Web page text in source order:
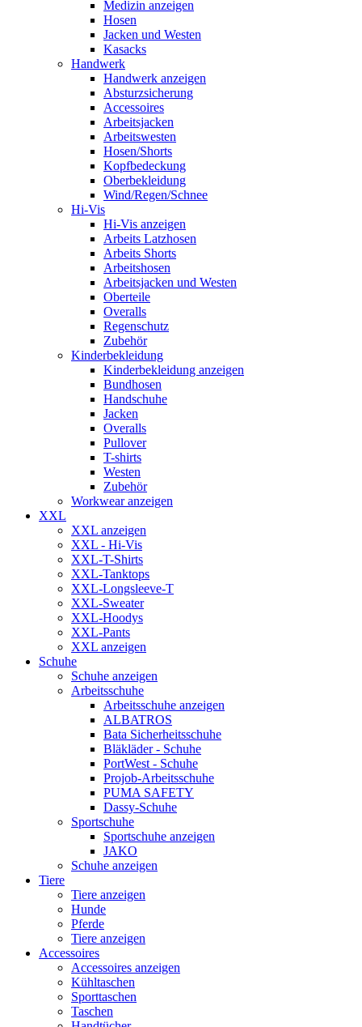
Medizin anzeigen
Hosen
Jacken und Westen
Kasacks
Handwerk
Handwerk anzeigen
Absturzsicherung
Accessoires
Arbeitsjacken
Arbeitswesten
Hosen/Shorts
Kopfbedeckung
Oberbekleidung
Wind/Regen/Schnee
Hi-Vis
Hi-Vis anzeigen
Arbeits Latzhosen
Arbeits Shorts
Arbeitshosen
Arbeitsjacken und Westen
Oberteile
Overalls
Regenschutz
Zubehör
Kinderbekleidung
Kinderbekleidung anzeigen
Bundhosen
Handschuhe
Jacken
Overalls
Pullover
T-shirts
Westen
Zubehör
Workwear anzeigen
XXL
XXL anzeigen
XXL - Hi-Vis
XXL-T-Shirts
XXL-Tanktops
XXL-Longsleeve-T
XXL-Sweater
XXL-Hoodys
XXL-Pants
XXL anzeigen
Schuhe
Schuhe anzeigen
Arbeitsschuhe
Arbeitsschuhe anzeigen
ALBATROS
Bata Sicherheitsschuhe
Bläkläder - Schuhe
PortWest - Schuhe
Projob-Arbeitsschuhe
PUMA SAFETY
Dassy-Schuhe
Sportschuhe
Sportschuhe anzeigen
JAKO
Schuhe anzeigen
Tiere
Tiere anzeigen
Hunde
Pferde
Tiere anzeigen
Accessoires
Accessoires anzeigen
Kühltaschen
Sporttaschen
Taschen